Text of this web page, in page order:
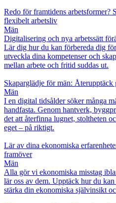
Redo för framtidens arbetsformer?
flexibelt arbetsliv
Män
Digitalisering och nya arbetssätt
Lär dig hur du kan förbereda dig
utveckla dina kompetenser och
mellan arbete och fritid suddas ut.
Skaparglädje för män:
Män
I en digital tidsålder söker många
handfasta. Genom hantverk,
det att återfinna lugnet, stoltheten
eget – på riktigt.
Lär av dina ekonomiska
framöver
Män
Alla gör vi ekonomiska misstag
lär oss av dem. Upptäck hur du
stärka din ekonomiska självinsikt